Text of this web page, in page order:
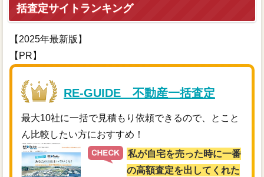
括査定サイトランキング
【2025年最新版】
【PR】
RE-GUIDE 不動産一括査定
最大10社に一括で見積もり依頼できるので、とこと
ん比較したい方におすすめ！
私が自宅を売った時に一番
の高額査定を出してくれた